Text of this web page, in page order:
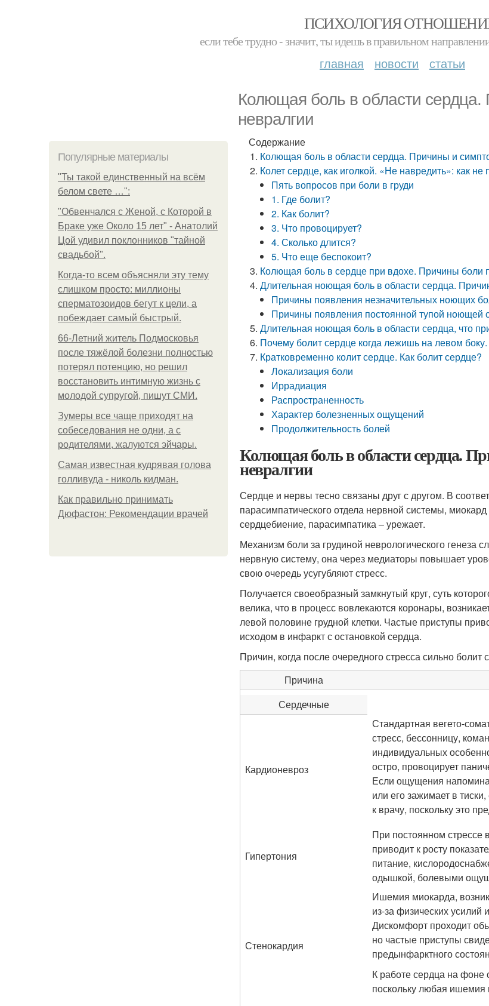
ПСИХОЛОГИЯ
если тебе трудно - значит, ты идешь в правильном
главная новости статьи
Колющая боль в области
невралгии
Популярные материалы
"Ты такой единственный на всём
белом свете …":
"Обвенчался с Женой, с Которой в
Браке уже Около 15 лет" - Анатолий
Цой удивил поклонников "тайной
свадьбой".
Когда-то всем объясняли эту тему
слишком просто: миллионы
сперматозоидов бегут к цели, а
побеждает самый быстрый.
66-Летний житель Подмосковья
после тяжёлой болезни полностью
потерял потенцию, но решил
восстановить интимную жизнь с
молодой супругой, пишут СМИ.
Зумеры все чаще приходят на
собеседования не одни, а с
родителями, жалуются эйчары.
Самая известная кудрявая голова
голливуда - николь кидман.
Как правильно принимать
Дюфастон: Рекомендации врачей
Содержание
Колющая боль в области сердца. Причины и
Колет сердце, как иголкой. «Не навредить»: как
Пять вопросов при боли в груди
1. Где болит?
2. Как болит?
3. Что провоцирует?
4. Сколько длится?
5. Что еще беспокоит?
Колющая боль в сердце при вдохе. Причины боли
Длительная ноющая боль в области сердца.
Причины появления незначительных ноющих
Причины появления постоянной тупой ноющей
Длительная ноющая боль в области сердца, что
Почему болит сердце когда лежишь на левом
Кратковременно колит сердце. Как болит сердце?
Локализация боли
Иррадиация
Распространенность
Характер болезненных ощущений
Продолжительность болей
Колющая боль в области сердца.
невралгии
Сердце и нервы тесно связаны друг с другом. В
парасимпатического отдела нервной системы,
сердцебиение, парасимпатика – урежает.
Механизм боли за грудиной неврологического генеза
нервную систему, она через медиаторы повышает
свою очередь усугубляют стресс.
Получается своеобразный замкнутый круг, суть
велика, что в процесс вовлекаются коронары,
левой половине грудной клетки. Частые приступы
исходом в инфаркт с остановкой сердца.
Причин, когда после очередного стресса сильно
Причина
Сердечные
Кардионевроз
Стандартная вегето-
стресс, бессонницу,
индивидуальных
остро, провоцирует
Если ощущения
или его зажимает в
к врачу, поскольку это
Гипертония
При постоянном стрессе
приводит к росту
питание,
одышкой, болевыми
Стенокардия
Ишемия миокарда,
из-за физических усилий
Дискомфорт проходит
но частые приступы
предынфарктного
К работе сердца на фоне
поскольку любая ишемия